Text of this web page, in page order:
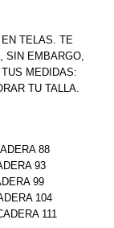
TELAS. TE
SIN EMBARGO,
MEDIDAS:
TU TALLA.
88
93
99
104
111